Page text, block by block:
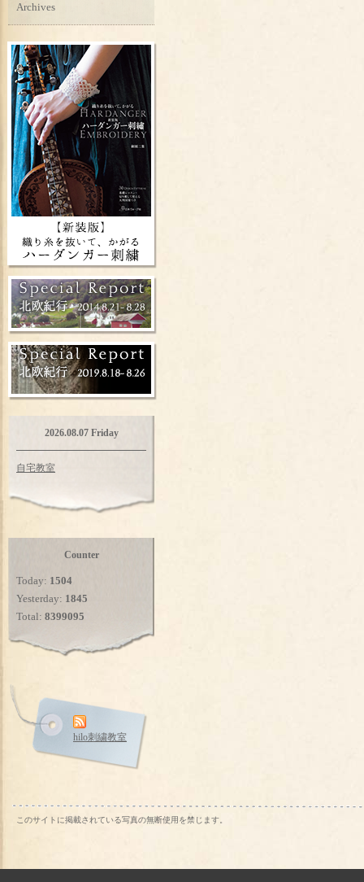
Archives
2026.08.07 Friday
自宅教室
Counter
Today: 1504
Yesterday: 1845
Total: 8399095
hilo刺繍教室
このサイトに掲載されている写真の無断使用を禁じます。